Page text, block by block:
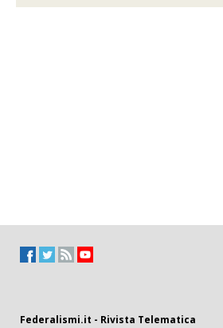
Federalismi.it - Rivista Telematica